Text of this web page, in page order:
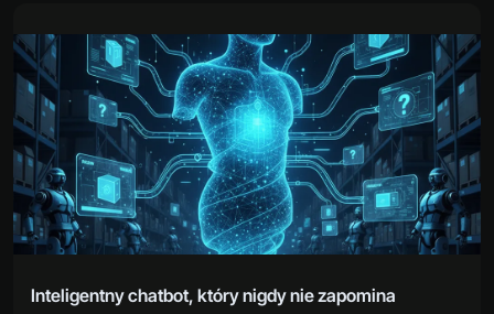
Inteligentny chatbot, który nigdy nie zapomina